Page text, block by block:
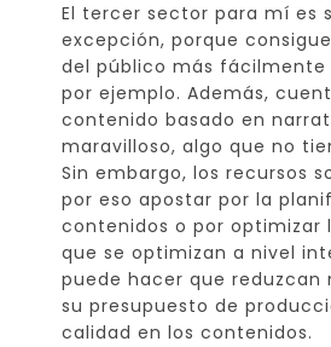
El tercer sector para mí es
excepción, porque
del público más fácilmente
por ejemplo. Además,
contenido basado en
maravilloso, algo que no
Sin embargo, los recursos
por eso apostar por la
contenidos o por optimizar
que se optimizan a nivel
puede hacer que reduzcan
su presupuesto de
calidad en los contenidos.